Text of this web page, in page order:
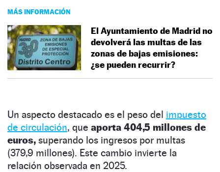
MÁS INFORMACIÓN
El Ayuntamiento de Madrid no
devolverá las multas de las
zonas de bajas emisiones:
¿se pueden recurrir?
Un aspecto destacado es el peso del impuesto
de circulación, que aporta 404,5 millones de
euros, superando los ingresos por multas
(379,9 millones). Este cambio invierte la
relación observada en 2025.